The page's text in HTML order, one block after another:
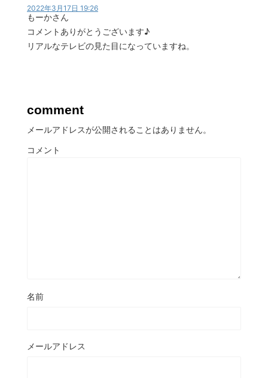
2022年3月17日 19:26
もーかさん
コメントありがとうございます♪
リアルなテレビの見た目になっていますね。
comment
メールアドレスが公開されることはありません。
コメント
名前
メールアドレス